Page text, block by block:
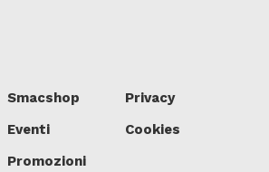
Smacshop
Eventi
Promozioni
Privacy
Cookies